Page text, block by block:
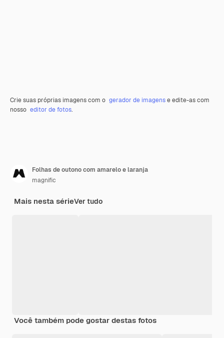
Crie suas próprias imagens com o gerador de imagense edite-as com
nosso editor de fotos.
Folhas de outono com amarelo e laranja
magnific
Mais nesta sérieVer tudo
Você também pode gostar destas fotos